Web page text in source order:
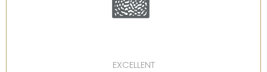
EXCELLENT